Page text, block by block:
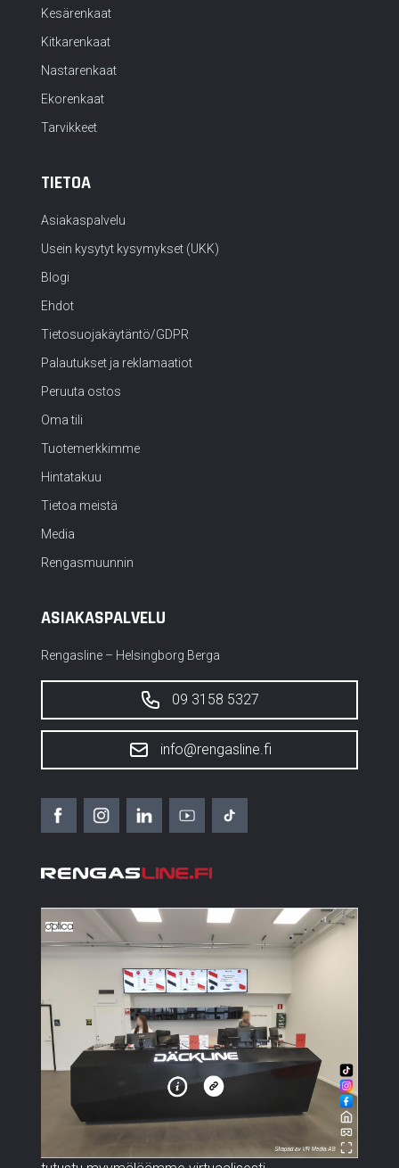
Kesärenkaat
Kitkarenkaat
Nastarenkaat
Ekorenkaat
Tarvikkeet
TIETOA
Asiakaspalvelu
Usein kysytyt kysymykset (UKK)
Blogi
Ehdot
Tietosuojakäytäntö/GDPR
Palautukset ja reklamaatiot
Peruuta ostos
Oma tili
Tuotemerkkimme
Hintatakuu
Tietoa meistä
Media
Rengasmuunnin
ASIAKASPALVELU
Rengasline – Helsingborg Berga
09 3158 5327
info@rengasline.fi